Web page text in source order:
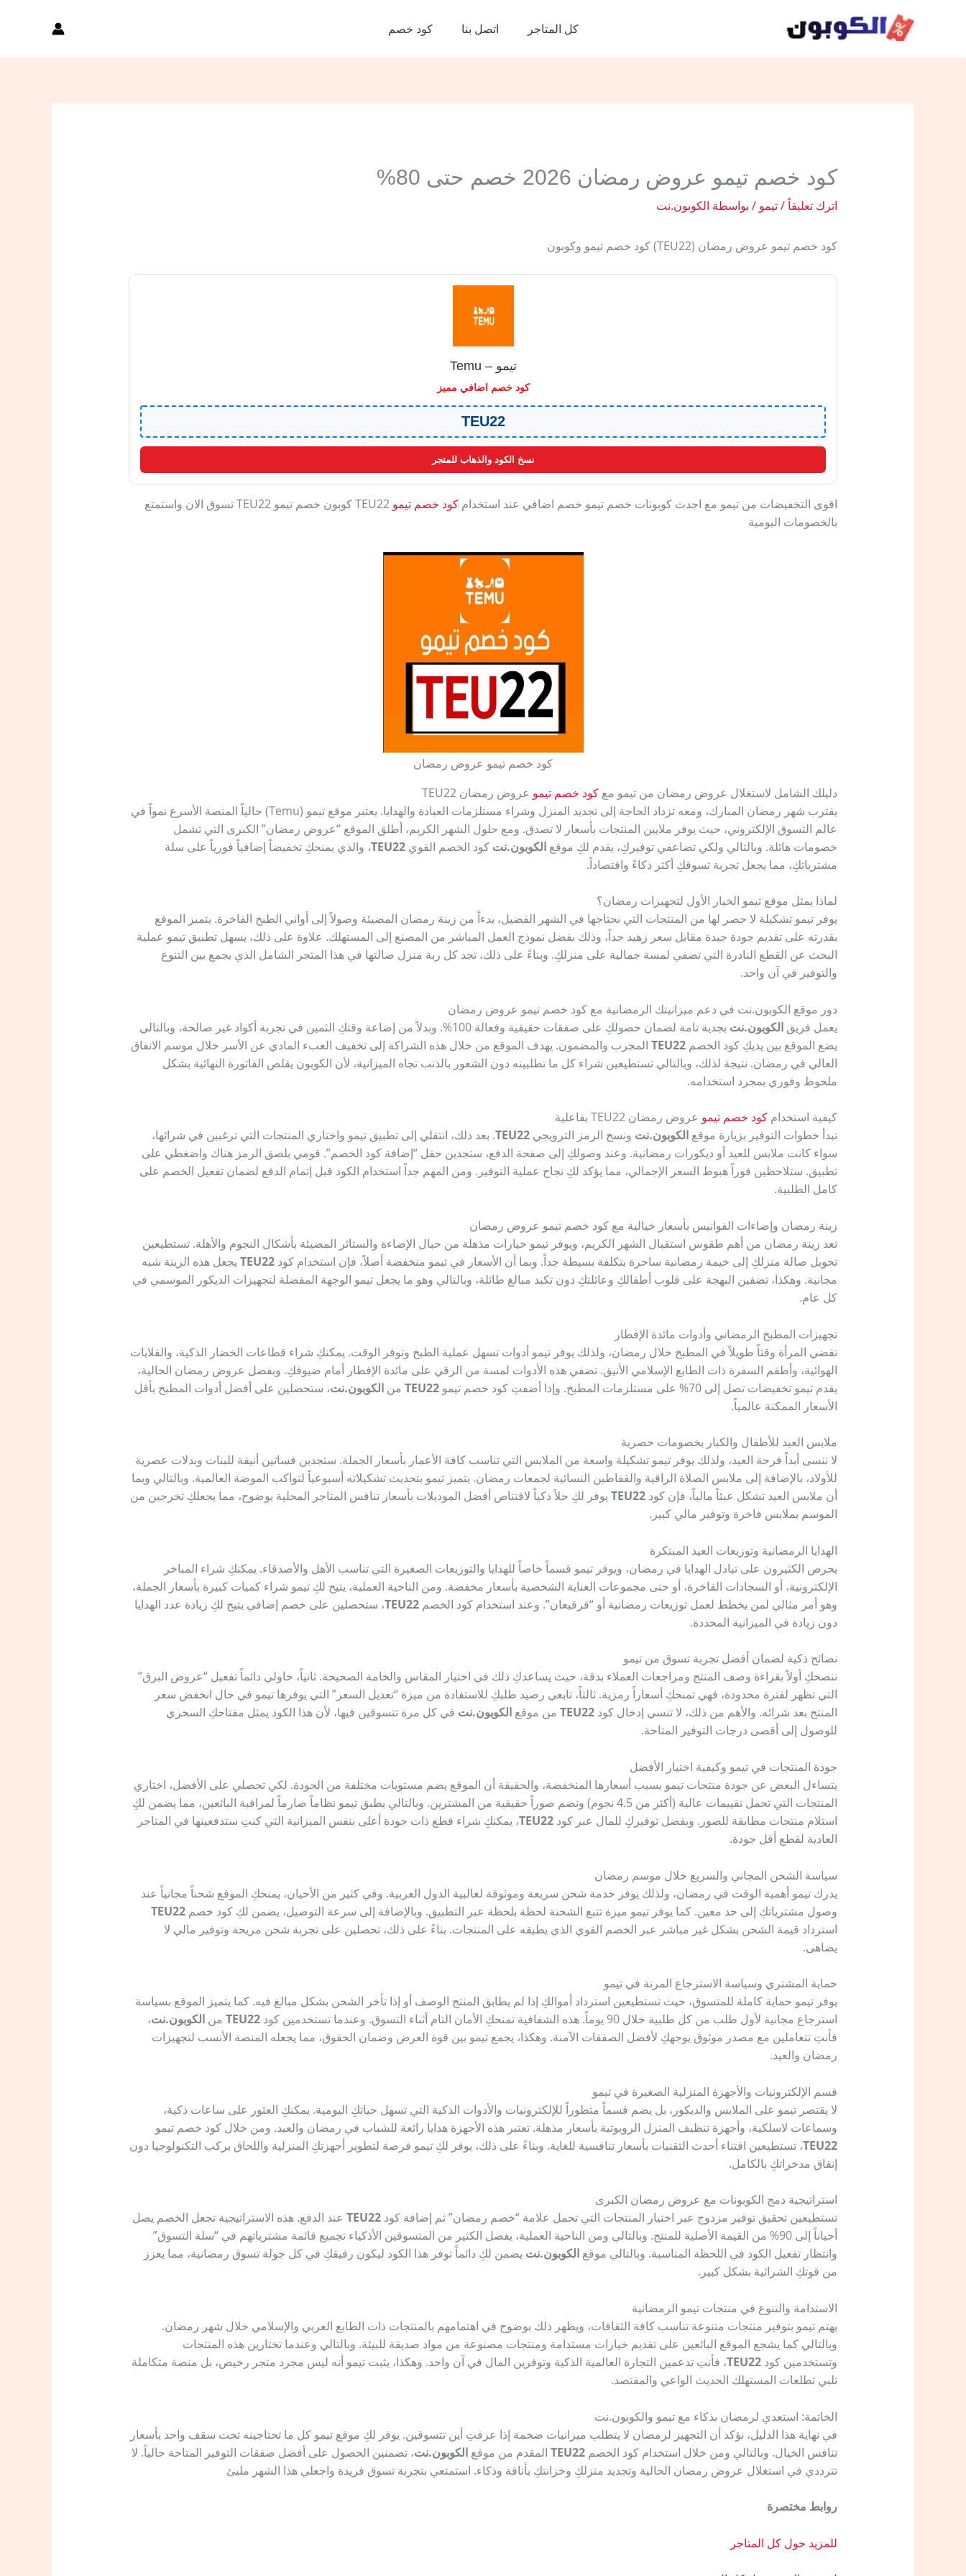
كل المتاجر اتصل بنا كود خصم
كود خصم تيمو عروض رمضان 2026 خصم حتى 80%
اترك تعليقاً/تيمو / بواسطة الكوبون.نت
كود خصم تيمو عروض رمضان (TEU22) كود خصم تيمو وكوبون
تيمو – Temu
كود خصم اضافي مميز
TEU22
نسخ الكود والذهاب للمتجر
اقوى التخفيضات من تيمو مع احدث كوبونات خصم تيمو خصم اضافي عند استخدام كود خصم تيمو
TEU22 كوبون خصم تيمو TEU22 تسوق الان واستمتع
بالخصومات اليومية
كود خصم تيمو عروض رمضان
دليلك الشامل لاستغلال عروض رمضان من تيمو مع كود خصم تيمو عروض رمضان TEU22
يقترب شهر رمضان المبارك، ومعه تزداد الحاجة إلى تجديد المنزل وشراء مستلزمات العبادة والهدايا. يعتبر موقع تيمو (Temu) حالياً المنصة الأسرع نمواً في
عالم التسوق الإلكتروني، حيث يوفر ملايين المنتجات بأسعار لا تصدق. ومع حلول الشهر الكريم، أطلق الموقع “عروض رمضان” الكبرى التي تشمل
خصومات هائلة. وبالتالي ولكي تضاعفي توفيركِ، يقدم لكِ موقع الكوبون.نت كود الخصم القوي TEU22، والذي يمنحكِ تخفيضاً إضافياً فورياً على سلة
مشترياتكِ، مما يجعل تجربة تسوقكِ أكثر ذكاءً واقتصاداً.
لماذا يمثل موقع تيمو الخيار الأول لتجهيزات رمضان؟
يوفر تيمو تشكيلة لا حصر لها من المنتجات التي نحتاجها في الشهر الفضيل، بدءاً من زينة رمضان المضيئة وصولاً إلى أواني الطبخ الفاخرة. يتميز الموقع
بقدرته على تقديم جودة جيدة مقابل سعر زهيد جداً، وذلك بفضل نموذج العمل المباشر من المصنع إلى المستهلك. علاوة على ذلك، يسهل تطبيق تيمو عملية
البحث عن القطع النادرة التي تضفي لمسة جمالية على منزلكِ. وبناءً على ذلك، تجد كل ربة منزل ضالتها في هذا المتجر الشامل الذي يجمع بين التنوع
والتوفير في آن واحد.
دور موقع الكوبون.نت في دعم ميزانيتك الرمضانية مع كود خصم تيمو عروض رمضان
يعمل فريق الكوبون.نت
بجدية تامة لضمان حصولكِ على صفقات حقيقية وفعالة 100%. وبدلاً من إضاعة وقتكِ الثمين في تجربة أكواد غير صالحة، وبالتالي
يضع الموقع بين يديكِ كود الخصم TEU22المجرب والمضمون. يهدف الموقع من خلال هذه الشراكة إلى تخفيف العبء المادي عن الأسر خلال موسم الانفاق
العالي في رمضان. نتيجة لذلك، وبالتالي تستطيعين شراء كل ما تطلبينه دون الشعور بالذنب تجاه الميزانية، لأن الكوبون يقلص الفاتورة النهائية بشكل
ملحوظ وفوري بمجرد استخدامه.
كيفية استخدام كود خصم تيمو عروض رمضان TEU22 بفاعلية
تبدأ خطوات التوفير بزيارة موقع الكوبون.نت ونسخ الرمز الترويجي TEU22. بعد ذلك، انتقلي إلى تطبيق تيمو واختاري المنتجات التي ترغبين في شرائها،
سواء كانت ملابس للعيد أو ديكورات رمضانية. وعند وصولكِ إلى صفحة الدفع، ستجدين حقل “إضافة كود الخصم”. قومي بلصق الرمز هناك واضغطي على
تطبيق. ستلاحظين فوراً هبوط السعر الإجمالي، مما يؤكد لكِ نجاح عملية التوفير. ومن المهم جداً استخدام الكود قبل إتمام الدفع لضمان تفعيل الخصم على
كامل الطلبية.
زينة رمضان وإضاءات الفوانيس بأسعار خيالية مع كود خصم تيمو عروض رمضان
تعد زينة رمضان من أهم طقوس استقبال الشهر الكريم، ويوفر تيمو خيارات مذهلة من حبال الإضاءة والستائر المضيئة بأشكال النجوم والأهلة. تستطيعين
تحويل صالة منزلكِ إلى خيمة رمضانية ساحرة بتكلفة بسيطة جداً. وبما أن الأسعار في تيمو منخفضة أصلاً، فإن استخدام كود TEU22يجعل هذه الزينة شبه
مجانية. وهكذا، تضفين البهجة على قلوب أطفالكِ وعائلتكِ دون تكبد مبالغ طائلة، وبالتالي وهو ما يجعل تيمو الوجهة المفضلة لتجهيزات الديكور الموسمي في
كل عام.
تجهيزات المطبخ الرمضاني وأدوات مائدة الإفطار
تقضي المرأة وقتاً طويلاً في المطبخ خلال رمضان، ولذلك يوفر تيمو أدوات تسهل عملية الطبخ وتوفر الوقت. يمكنكِ شراء قطاعات الخضار الذكية، والقلايات
الهوائية، وأطقم السفرة ذات الطابع الإسلامي الأنيق. تضفي هذه الأدوات لمسة من الرقي على مائدة الإفطار أمام ضيوفكِ. وبفضل عروض رمضان الحالية،
يقدم تيمو تخفيضات تصل إلى 70% على مستلزمات المطبخ. وإذا أضفتِ كود خصم تيمو
TEU22من الكوبون.نت، ستحصلين على أفضل أدوات المطبخ بأقل
الأسعار الممكنة عالمياً.
ملابس العيد للأطفال والكبار بخصومات حصرية
لا ننسى أبداً فرحة العيد، ولذلك يوفر تيمو تشكيلة واسعة من الملابس التي تناسب كافة الأعمار بأسعار الجملة. ستجدين فساتين أنيقة للبنات وبدلات عصرية
للأولاد، بالإضافة إلى ملابس الصلاة الراقية والقفاطين النسائية لجمعات رمضان. يتميز تيمو بتحديث تشكيلاته أسبوعياً لتواكب الموضة العالمية. وبالتالي وبما
أن ملابس العيد تشكل عبئاً مالياً، فإن كود TEU22يوفر لكِ حلاً ذكياً لاقتناص أفضل الموديلات بأسعار تنافس المتاجر المحلية بوضوح، مما يجعلكِ تخرجين من
الموسم بملابس فاخرة وتوفير مالي كبير.
الهدايا الرمضانية وتوزيعات العيد المبتكرة
يحرص الكثيرون على تبادل الهدايا في رمضان، ويوفر تيمو قسماً خاصاً للهدايا والتوزيعات الصغيرة التي تناسب الأهل والأصدقاء. يمكنكِ شراء المباخر
الإلكترونية، أو السجادات الفاخرة، أو حتى مجموعات العناية الشخصية بأسعار مخفضة. ومن الناحية العملية، يتيح لكِ تيمو شراء كميات كبيرة بأسعار الجملة،
وهو أمر مثالي لمن يخطط لعمل توزيعات رمضانية أو “قرقيعان”. وعند استخدام كود الخصم TEU22، ستحصلين على خصم إضافي يتيح لكِ زيادة عدد الهدايا
دون زيادة في الميزانية المحددة.
نصائح ذكية لضمان أفضل تجربة تسوق من تيمو
ننصحكِ أولاً بقراءة وصف المنتج ومراجعات العملاء بدقة، حيث يساعدكِ ذلك في اختيار المقاس والخامة الصحيحة. ثانياً، حاولي دائماً تفعيل “عروض البرق”
التي تظهر لفترة محدودة، فهي تمنحكِ أسعاراً رمزية. ثالثاً، تابعي رصيد طلبكِ للاستفادة من ميزة “تعديل السعر” التي يوفرها تيمو في حال انخفض سعر
المنتج بعد شرائه. والأهم من ذلك، لا تنسي إدخال كود TEU22من موقع الكوبون.نت في كل مرة تتسوقين فيها، لأن هذا الكود يمثل مفتاحكِ السحري
للوصول إلى أقصى درجات التوفير المتاحة.
جودة المنتجات في تيمو وكيفية اختيار الأفضل
يتساءل البعض عن جودة منتجات تيمو بسبب أسعارها المنخفضة، والحقيقة أن الموقع يضم مستويات مختلفة من الجودة. لكي تحصلي على الأفضل، اختاري
المنتجات التي تحمل تقييمات عالية (أكثر من 4.5 نجوم) وتضم صوراً حقيقية من المشترين. وبالتالي يطبق تيمو نظاماً صارماً لمراقبة البائعين، مما يضمن لكِ
استلام منتجات مطابقة للصور. وبفضل توفيركِ للمال عبر كود TEU22، يمكنكِ شراء قطع ذات جودة أعلى بنفس الميزانية التي كنتِ ستدفعينها في المتاجر
العادية لقطع أقل جودة.
سياسة الشحن المجاني والسريع خلال موسم رمضان
يدرك تيمو أهمية الوقت في رمضان، ولذلك يوفر خدمة شحن سريعة وموثوقة لغالبية الدول العربية. وفي كثير من الأحيان، يمنحكِ الموقع شحناً مجانياً عند
وصول مشترياتكِ إلى حد معين. كما يوفر تيمو ميزة تتبع الشحنة لحظة بلحظة عبر التطبيق. وبالإضافة إلى سرعة التوصيل، يضمن لكِ كود خصم TEU22
استرداد قيمة الشحن بشكل غير مباشر عبر الخصم القوي الذي يطبقه على المنتجات. بناءً على ذلك، تحصلين على تجربة شحن مريحة وتوفير مالي لا
يضاهى.
حماية المشتري وسياسة الاسترجاع المرنة في تيمو
يوفر تيمو حماية كاملة للمتسوق، حيث تستطيعين استرداد أموالكِ إذا لم يطابق المنتج الوصف أو إذا تأخر الشحن بشكل مبالغ فيه. كما يتميز الموقع بسياسة
استرجاع مجانية لأول طلب من كل طلبية خلال 90 يوماً. هذه الشفافية تمنحكِ الأمان التام أثناء التسوق. وعندما تستخدمين كود
TEU22من الكوبون.نت،
فأنتِ تتعاملين مع مصدر موثوق يوجهكِ لأفضل الصفقات الآمنة. وهكذا، يجمع تيمو بين قوة العرض وضمان الحقوق، مما يجعله المنصة الأنسب لتجهيزات
رمضان والعيد.
قسم الإلكترونيات والأجهزة المنزلية الصغيرة في تيمو
لا يقتصر تيمو على الملابس والديكور، بل يضم قسماً متطوراً للإلكترونيات والأدوات الذكية التي تسهل حياتكِ اليومية. يمكنكِ العثور على ساعات ذكية،
وسماعات لاسلكية، وأجهزة تنظيف المنزل الروبوتية بأسعار مذهلة. تعتبر هذه الأجهزة هدايا رائعة للشباب في رمضان والعيد. ومن خلال كود خصم تيمو
TEU22، تستطيعين اقتناء أحدث التقنيات بأسعار تنافسية للغاية. وبناءً على ذلك، يوفر لكِ تيمو فرصة لتطوير أجهزتكِ المنزلية واللحاق بركب التكنولوجيا دون
إنفاق مدخراتكِ بالكامل.
استراتيجية دمج الكوبونات مع عروض رمضان الكبرى
تستطيعين تحقيق توفير مزدوج عبر اختيار المنتجات التي تحمل علامة “خصم رمضان” ثم إضافة كود TEU22عند الدفع. هذه الاستراتيجية تجعل الخصم يصل
أحياناً إلى 90% من القيمة الأصلية للمنتج. وبالتالي ومن الناحية العملية، يفضل الكثير من المتسوقين الأذكياء تجميع قائمة مشترياتهم في “سلة التسوق”
وانتظار تفعيل الكود في اللحظة المناسبة. وبالتالي موقع الكوبون.نت يضمن لكِ دائماً توفر هذا الكود ليكون رفيقكِ في كل جولة تسوق رمضانية، مما يعزز
من قوتكِ الشرائية بشكل كبير.
الاستدامة والتنوع في منتجات تيمو الرمضانية
يهتم تيمو بتوفير منتجات متنوعة تناسب كافة الثقافات، ويظهر ذلك بوضوح في اهتمامهم بالمنتجات ذات الطابع العربي والإسلامي خلال شهر رمضان.
وبالتالي كما يشجع الموقع البائعين على تقديم خيارات مستدامة ومنتجات مصنوعة من مواد صديقة للبيئة. وبالتالي وعندما تختارين هذه المنتجات
وتستخدمين كود TEU22، فأنتِ تدعمين التجارة العالمية الذكية وتوفرين المال في آن واحد. وهكذا، يثبت تيمو أنه ليس مجرد متجر رخيص، بل منصة متكاملة
تلبي تطلعات المستهلك الحديث الواعي والمقتصد.
الخاتمة: استعدي لرمضان بذكاء مع تيمو والكوبون.نت
في نهاية هذا الدليل، نؤكد أن التجهيز لرمضان لا يتطلب ميزانيات ضخمة إذا عرفتِ أين تتسوقين. يوفر لكِ موقع تيمو كل ما تحتاجينه تحت سقف واحد بأسعار
تنافس الخيال. وبالتالي ومن خلال استخدام كود الخصم TEU22المقدم من موقع الكوبون.نت، تضمنين الحصول على أفضل صفقات التوفير المتاحة حالياً. لا
تترددي في استغلال عروض رمضان الحالية وتجديد منزلكِ وخزانتكِ بأناقة وذكاء. استمتعي بتجربة تسوق فريدة واجعلي هذا الشهر مليئ
روابط مختصرة
للمزيد حول كل المتاجر